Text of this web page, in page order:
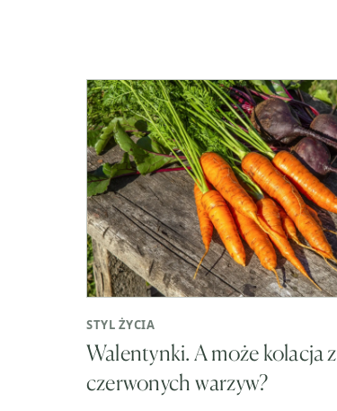
STYL ŻYCIA
Walentynki. A może kolacja z
czerwonych warzyw?